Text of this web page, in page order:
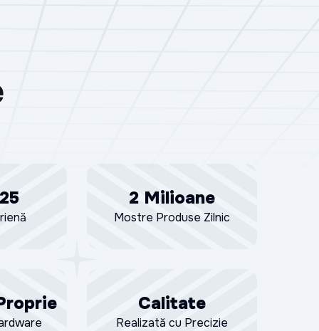
2 Milioane
Mostre Produse Zilnic
Calitate
Realizată cu Precizie